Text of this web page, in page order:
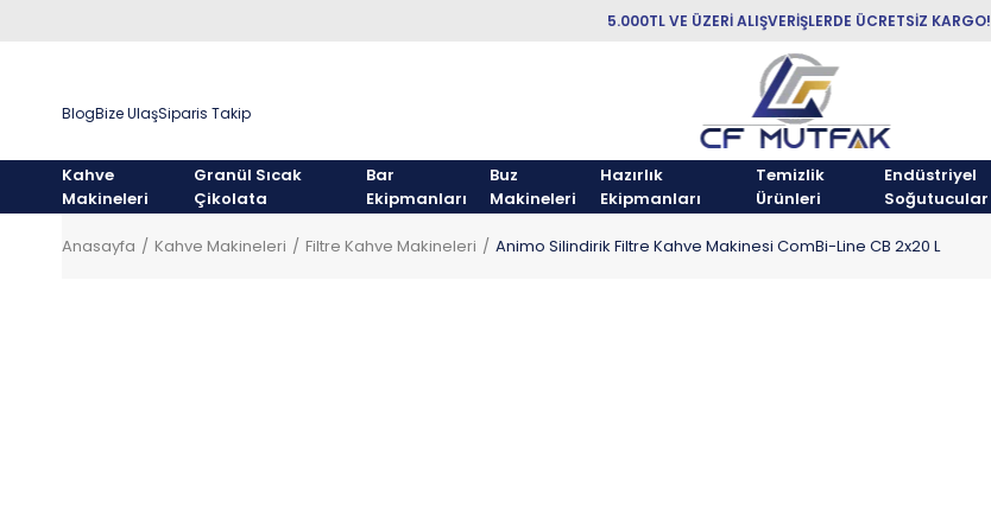
5.000TL VE ÜZERİ ALIŞVERİŞLERDE ÜCRETSİZ KARGO!
BlogBize UlaşSiparis Takip
Kahve
Makineleri
Granül Sıcak
Çikolata
Bar
Ekipmanları
Buz
Makineleri
Hazırlık
Ekipmanları
Temizlik
Ürünleri
Endüstriyel
Soğutucular
Anasayfa Kahve Makineleri Filtre Kahve Makineleri Animo Silindirik Filtre Kahve Makinesi ComBi-Line CB 2x20 L